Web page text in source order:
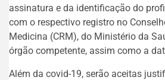
assinatura e da identificação do
com o respectivo registro no
Medicina (CRM), do Ministério da
órgão competente, assim como a
Além da covid-19, serão aceitas